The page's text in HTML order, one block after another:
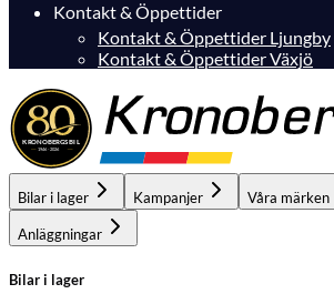
Kontakt & Öppettider
Kontakt & Öppettider Ljungby
Kontakt & Öppettider Växjö
Bilar i lager Kampanjer Våra märken
Anläggningar
Bilar i lager